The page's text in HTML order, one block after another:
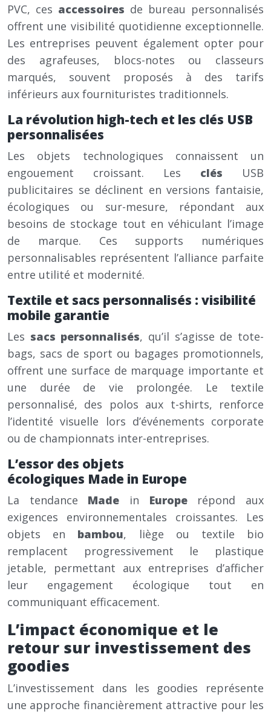
PVC, ces accessoires de bureau personnalisés
offrent une visibilité quotidienne exceptionnelle.
Les entreprises peuvent également opter pour
des agrafeuses, blocs-notes ou classeurs
marqués, souvent proposés à des tarifs
inférieurs aux fournituristes traditionnels.
La révolution high-tech et les clés USB
personnalisées
Les objets technologiques connaissent un
engouement croissant. Les clés USB
publicitaires se déclinent en versions fantaisie,
écologiques ou sur-mesure, répondant aux
besoins de stockage tout en véhiculant l’image
de marque. Ces supports numériques
personnalisables représentent l’alliance parfaite
entre utilité et modernité.
Textile et sacs personnalisés : visibilité
mobile garantie
Les sacs personnalisés, qu’il s’agisse de tote-
bags, sacs de sport ou bagages promotionnels,
offrent une surface de marquage importante et
une durée de vie prolongée. Le textile
personnalisé, des polos aux t-shirts, renforce
l’identité visuelle lors d’événements corporate
ou de championnats inter-entreprises.
L’essor des objets
écologiques Made in Europe
La tendance Made in Europerépond aux
exigences environnementales croissantes. Les
objets en bambou, liège ou textile bio
remplacent progressivement le plastique
jetable, permettant aux entreprises d’afficher
leur engagement écologique tout en
communiquant efficacement.
L’impact économique et le
retour sur investissement des
goodies
L’investissement dans les goodies représente
une approche financièrement attractive pour les